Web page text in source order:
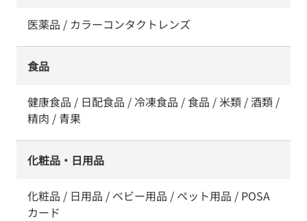
医薬品 / カラーコンタクトレンズ
食品
健康食品 / 日配食品 / 冷凍食品 / 食品 / 米類 / 酒類 /
精肉 / 青果
化粧品・日用品
化粧品 / 日用品 / ベビー用品 / ペット用品 / POSA
カード